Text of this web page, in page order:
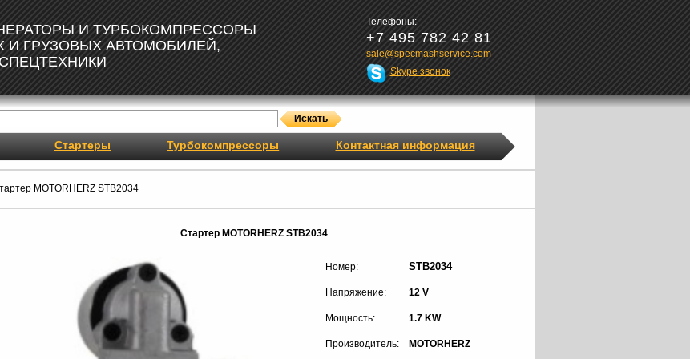
И ТУРБОКОМПРЕССОРЫ
И ГРУЗОВЫХ АВТОМОБИЛЕЙ,
Телефоны:
+7 495 782 42 81
sale@specmashservice.com
Skype звонок
Стартеры Турбокомпрессоры Контактная информация
MOTORHERZ STB2034
Стартер MOTORHERZ STB2034
Номер: STB2034
Напряжение: 12 V
Мощность: 1.7 KW
Производитель: MOTORHERZ